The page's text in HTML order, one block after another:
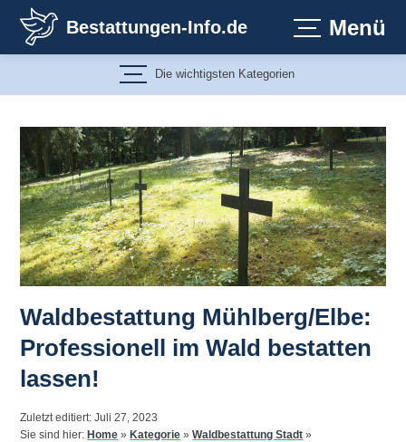
Inhalt
springen
Bestattungen-Info.de Menü
Die wichtigsten Kategorien
Waldbestattung Mühlberg/Elbe:
Professionell im Wald bestatten
lassen!
Zuletzt editiert: Juli 27, 2023
Sie sind hier:Home »Kategorie »Waldbestattung Stadt »